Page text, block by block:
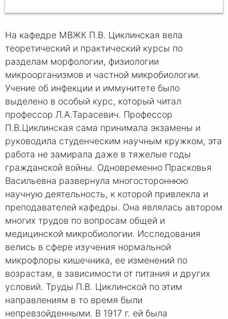
На кафедре МВЖК П.В. Циклинская вела
теоретический и практический курсы по
разделам морфологии, физиологии
микроорганизмов и частной микробиологии.
Учение об инфекции и иммунитете было
выделено в особый курс, который читал
профессор Л.А.Тарасевич. Профессор
П.В.Циклинская сама принимала экзамены и
руководила студенческим научным кружком, эта
работа не замирала даже в тяжелые годы
гражданской войны. Одновременно Прасковья
Васильевна развернула многостороннюю
научную деятельность, к которой привлекла и
преподавателей кафедры. Она являлась автором
многих трудов по вопросам общей и
медицинской микробиологии. Исследования
велись в сфере изучения нормальной
микрофлоры кишечника, ее изменений по
возрастам, в зависимости от питания и других
условий. Труды П.В. Циклинской по этим
направлениям в то время были
непревзойденными. В 1917 г. ей была